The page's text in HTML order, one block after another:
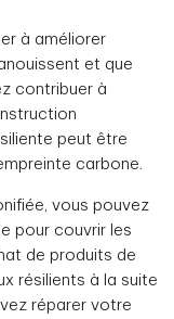
à améliorer
et que
contribuer à
peut être
carbone.
vous pouvez
pour couvrir les
de produits de
résilients à la suite
réparer votre